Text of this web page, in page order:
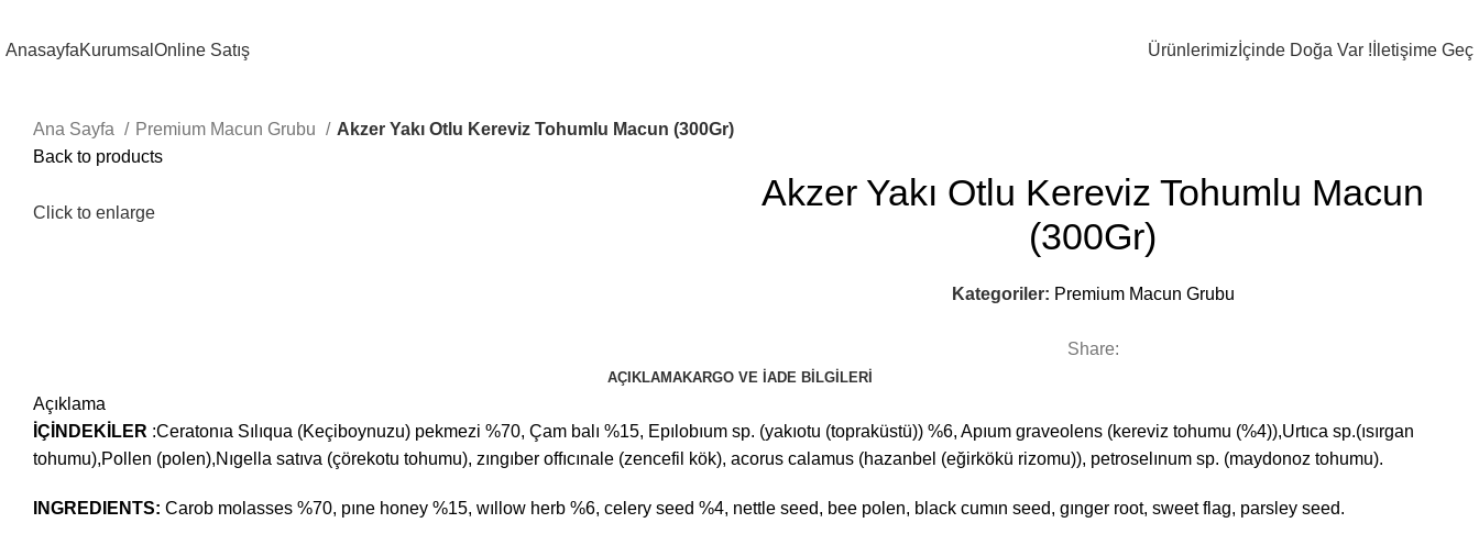
AnasayfaKurumsal Online Satış Ürünlerimiz İçinde Doğa Var ! İletişime Geç
Ana Sayfa Premium Macun Grubu
Akzer Yakı Otlu Kereviz Tohumlu Macun (300Gr)
Back to products
Click to enlarge
Akzer Yakı Otlu Kereviz Tohumlu Macun
(300Gr)
Kategoriler: Premium Macun Grubu
Share:
AÇIKLAMAKARGO VE İADE BILGILERI
Açıklama
İÇİNDEKİLER :Ceratonıa Sılıqua (Keçiboynuzu) pekmezi %70, Çam balı %15, Epılobıum sp. (yakıotu (topraküstü)) %6, Apıum graveolens (kereviz tohumu (%4)),Urtıca sp.(ısırgan
tohumu),Pollen (polen),Nıgella satıva (çörekotu tohumu), zıngıber offıcınale (zencefil kök), acorus calamus (hazanbel (eğirkökü rizomu)), petroselınum sp. (maydonoz tohumu).
INGREDIENTS: Carob molasses %70, pıne honey %15, wıllow herb %6, celery seed %4, nettle seed, bee polen, black cumın seed, gınger root, sweet flag, parsley seed.